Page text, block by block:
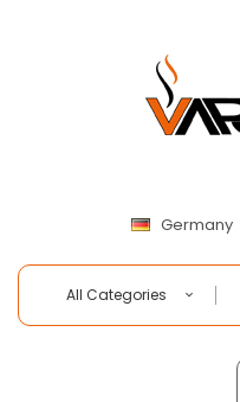
Germany
All Categories